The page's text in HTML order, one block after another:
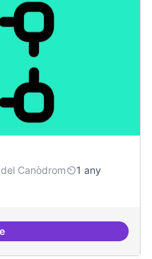
Canòdrom
1 any
definida